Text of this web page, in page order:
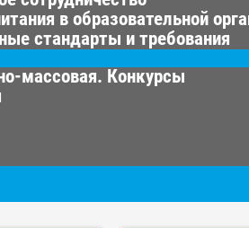
в образовательной
стандарты и требования
массовая. Конкурсы